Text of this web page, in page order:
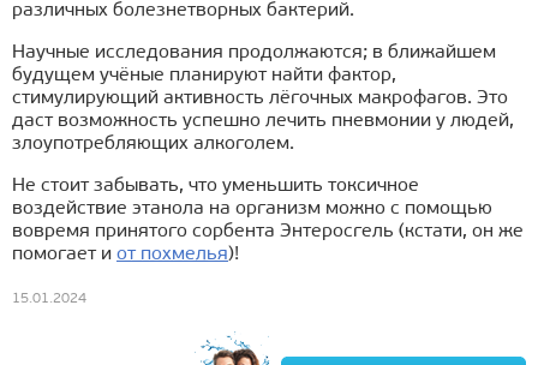
различных болезнетворных бактерий.
Научные исследования продолжаются; в ближайшем
будущем учёные планируют найти фактор,
стимулирующий активность лёгочных макрофагов. Это
даст возможность успешно лечить пневмонии у людей,
злоупотребляющих алкоголем.
Не стоит забывать, что уменьшить токсичное
воздействие этанола на организм можно с помощью
вовремя принятого сорбента Энтеросгель (кстати, он же
помогает и от похмелья)!
15.01.2024